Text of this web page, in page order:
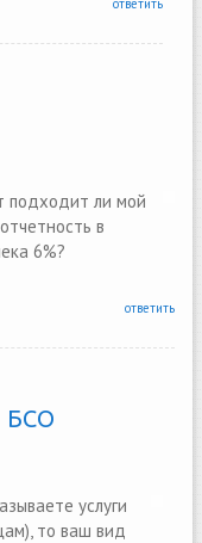
ответить
подходит ли мой
в
6%?
ответить
БСО
услуги
то ваш вид